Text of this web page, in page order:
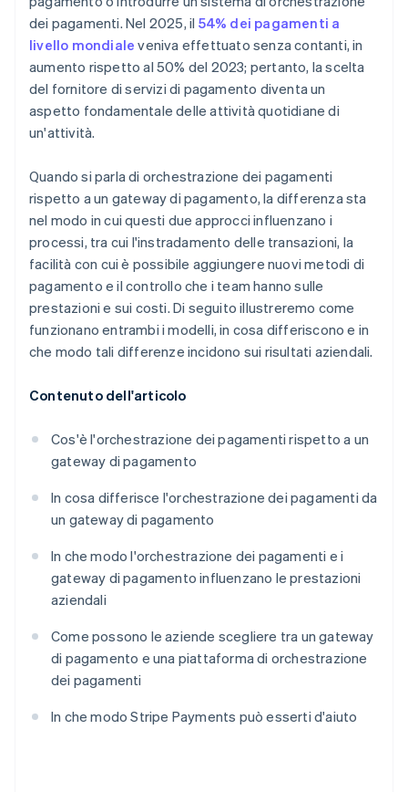
dei pagamenti. Nel 2025, il 54% dei pagamenti a
livello mondiale veniva effettuato senza contanti, in
aumento rispetto al 50% del 2023; pertanto, la scelta
del fornitore di servizi di pagamento diventa un
aspetto fondamentale delle attività quotidiane di
un'attività.
Quando si parla di orchestrazione dei pagamenti
rispetto a un gateway di pagamento, la differenza sta
nel modo in cui questi due approcci influenzano i
processi, tra cui l'instradamento delle transazioni, la
facilità con cui è possibile aggiungere nuovi metodi di
pagamento e il controllo che i team hanno sulle
prestazioni e sui costi. Di seguito illustreremo come
funzionano entrambi i modelli, in cosa differiscono e in
che modo tali differenze incidono sui risultati aziendali.
Contenuto dell'articolo
Cos'è l'orchestrazione dei pagamenti rispetto a un
gateway di pagamento
In cosa differisce l'orchestrazione dei pagamenti da
un gateway di pagamento
In che modo l'orchestrazione dei pagamenti e i
gateway di pagamento influenzano le prestazioni
aziendali
Come possono le aziende scegliere tra un gateway
di pagamento e una piattaforma di orchestrazione
dei pagamenti
In che modo Stripe Payments può esserti d'aiuto